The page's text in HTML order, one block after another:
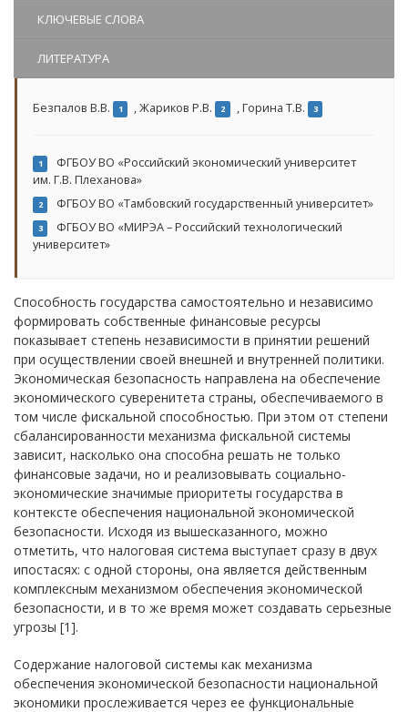
КЛЮЧЕВЫЕ СЛОВА
ЛИТЕРАТУРА
Безпалов В.В. 1 ,Жариков Р.В. 2 ,Горина Т.В. 3
1
ФГБОУ ВО «Российский экономический университет
им. Г.В. Плеханова»
2 ФГБОУ ВО «Тамбовский государственный университет»
3
ФГБОУ ВО «МИРЭА – Российский технологический
университет»
Способность государства самостоятельно и независимо
формировать собственные финансовые ресурсы
показывает степень независимости в принятии решений
при осуществлении своей внешней и внутренней политики.
Экономическая безопасность направлена на обеспечение
экономического суверенитета страны, обеспечиваемого в
том числе фискальной способностью. При этом от степени
сбалансированности механизма фискальной системы
зависит, насколько она способна решать не только
финансовые задачи, но и реализовывать социально-
экономические значимые приоритеты государства в
контексте обеспечения национальной экономической
безопасности. Исходя из вышесказанного, можно
отметить, что налоговая система выступает сразу в двух
ипостасях: с одной стороны, она является действенным
комплексным механизмом обеспечения экономической
безопасности, и в то же время может создавать серьезные
угрозы [1].
Содержание налоговой системы как механизма
обеспечения экономической безопасности национальной
экономики прослеживается через ее функциональные